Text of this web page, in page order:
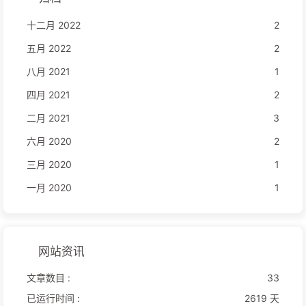
十二月 2022
2
五月 2022
2
八月 2021
1
四月 2021
2
二月 2021
3
六月 2020
2
三月 2020
1
一月 2020
1
网站资讯
文章数目 :
33
已运行时间 :
2619 天